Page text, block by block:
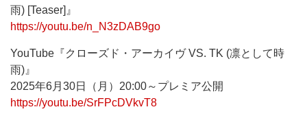
雨) [Teaser]』
https://youtu.be/n_N3zDAB9go
YouTube『クローズド・アーカイヴ VS. TK (凛として時
雨)』
2025年6月30日（月）20:00～プレミア公開
https://youtu.be/SrFPcDVkvT8